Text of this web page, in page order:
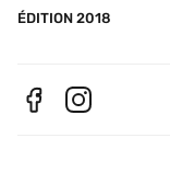
ÉDITION 2018